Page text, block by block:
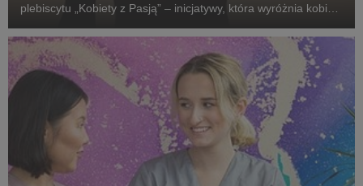
plebiscytu „Kobiety z Pasją” – inicjatywy, która wyróżnia kobiety
obszarach życia społecznego.